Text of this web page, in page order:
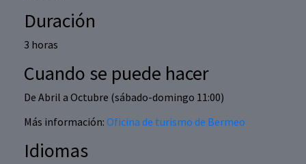
Duración
3 horas
Cuando se puede hacer
De Abril a Octubre (sábado-domingo 11:00)
Más información:Oficina de turismo de Bermeo
Idiomas